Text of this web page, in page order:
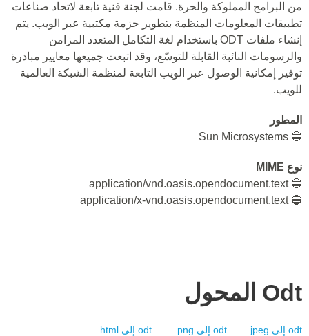
من البرامج المملوكة والحرة. قامت لجنة فنية تابعة لاتحاد صناعات
تطبيقات المعلومات المنظمة بتطوير حزمة مكتبية عبر الويب. يتم
إنشاء ملفات ODT باستخدام لغة التكامل المتعدد المزامن
والرسومات النائبة القابلة للتوسّع، وقد اتبعت جميعها معايير مبادرة
توفير إمكانية الوصول عبر الويب التابعة لمنظمة الشبكة العالمية
للويب.
المطور
🔵 Sun Microsystems
نوع MIME
🔵 application/vnd.oasis.opendocument.text
🔵 application/x-vnd.oasis.opendocument.text
Odt المحول
odt إلى jpeg
odt إلى png
odt إلى html